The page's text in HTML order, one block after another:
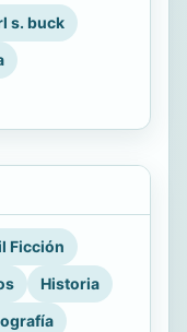
s. buck
Ficción
Historia